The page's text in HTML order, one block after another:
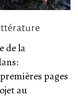
de la
pages
au